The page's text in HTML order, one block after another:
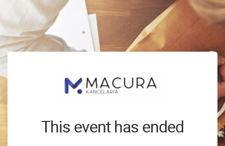
This event has ended